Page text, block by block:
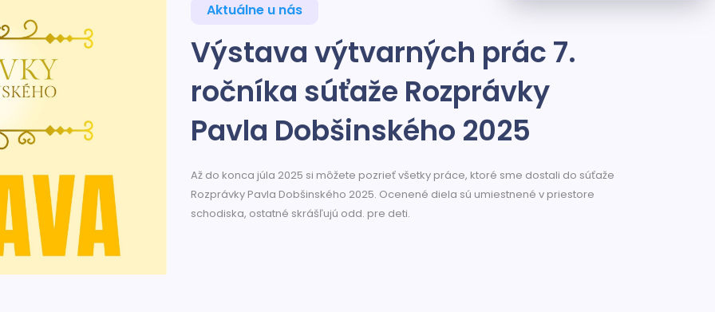
Aktuálne u nás
Výstava výtvarných prác 7.
ročníka súťaže Rozprávky
Pavla Dobšinského 2025
Až do konca júla 2025 si môžete pozrieť všetky práce, ktoré sme dostali do súťaže
Rozprávky Pavla Dobšinského 2025. Ocenené diela sú umiestnené v priestore
schodiska, ostatné skrášľujú odd. pre deti.